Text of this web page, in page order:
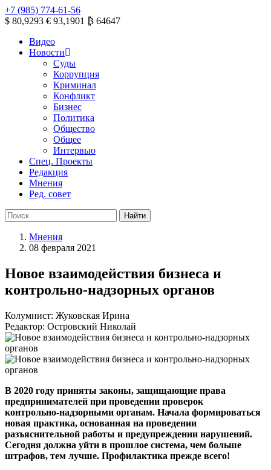
+7 (985) 774-61-56
$ 80,9293 € 93,1901 ₿ 64647
Видео
Новости
Суды
Коррупция
Криминал
Конфликт
Бизнес
Политика
Общество
Общее
Интервью
Спец. Проекты
Редакция
Мнения
Ред. совет
Мнения
08 февраля 2021
Новое взаимодействия бизнеса и
контрольно-надзорных органов
Колумнист: Жуковская Ирина
Редактор: Островский Николай
В 2020 году приняты законы, защищающие права
предпринимателей при проведении проверок
контрольно-надзорными органам. Начала формироваться
новая практика, основанная на проведении
разъяснительной работы и предупреждении нарушений.
Сегодня должна уйти в прошлое система, чем больше
штрафов, тем лучше. Профилактика прежде всего!